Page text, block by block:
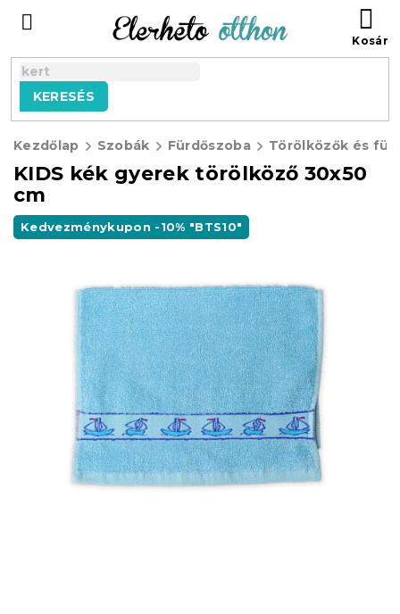
tartalomhoz
KERESÉS
Kezdőlap Szobák Fürdőszoba Törölközők és
KIDS kék gyerek törölköző 30x50
cm
Kedvezménykupon -10% "BTS10"